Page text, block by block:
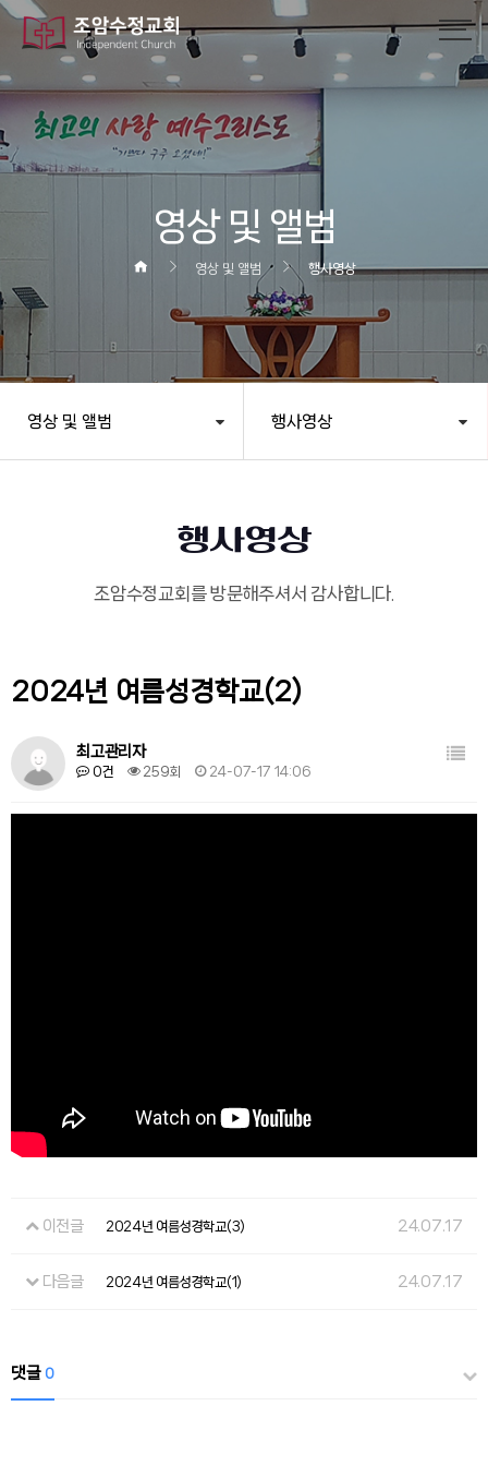
영상 및 앨범
영상 및 앨범 행사영상
영상 및 앨범 행사영상
행사영상
조암수정교회를 방문해주셔서 감사합니다.
2024년 여름성경학교(2)
최고관리자
0건 259회 24-07-17 14:06
이전글 2024년 여름성경학교(3) 24.07.17
다음글 2024년 여름성경학교(1) 24.07.17
댓글 0